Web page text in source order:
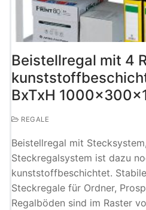
Beistellregal mit 4
BxTxH
REGALE
Beistellregal mit
Steckregalsystem ist dazu
kunststoffbeschichtet.
Steckregale für Ordner,
Regalböden sind im Raster